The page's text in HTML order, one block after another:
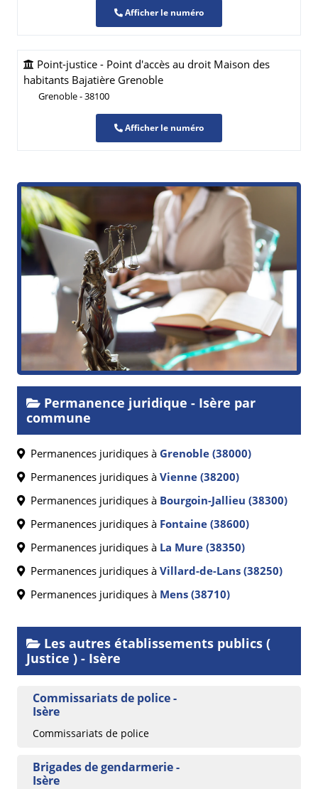
Afficher le numéro
Point-justice - Point d'accès au droit Maison des
habitants Bajatière Grenoble
Grenoble - 38100
Afficher le numéro
Permanence juridique - Isère par
commune
Permanences juridiques à Grenoble (38000)
Permanences juridiques à Vienne (38200)
Permanences juridiques à Bourgoin-Jallieu (38300)
Permanences juridiques à Fontaine (38600)
Permanences juridiques à La Mure (38350)
Permanences juridiques à Villard-de-Lans (38250)
Permanences juridiques à Mens (38710)
Les autres établissements publics (
Justice ) - Isère
Commissariats de police -
Isère
Commissariats de police
Brigades de gendarmerie -
Isère